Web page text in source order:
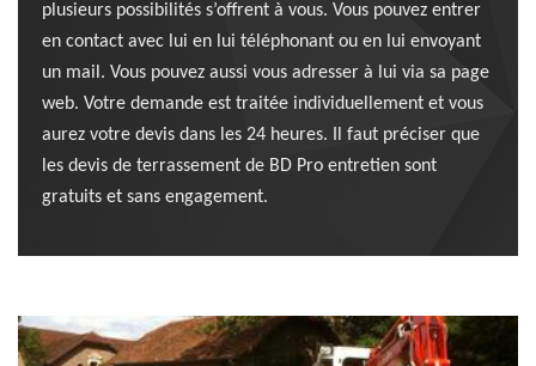
plusieurs possibilités s’offrent à vous. Vous pouvez entrer
en contact avec lui en lui téléphonant ou en lui envoyant
un mail. Vous pouvez aussi vous adresser à lui via sa page
web. Votre demande est traitée individuellement et vous
aurez votre devis dans les 24 heures. Il faut préciser que
les devis de terrassement de BD Pro entretien sont
gratuits et sans engagement.